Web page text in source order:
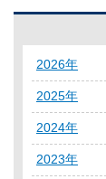
2026年
2025年
2024年
2023年